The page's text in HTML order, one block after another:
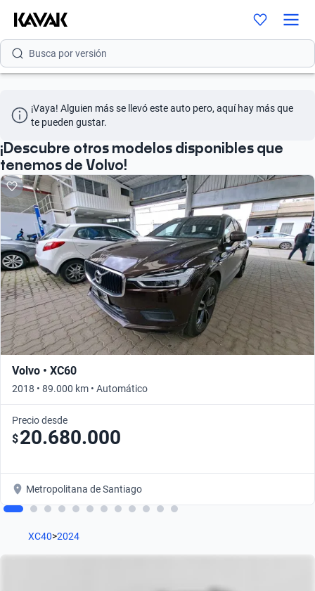
Busca por modelo
Busca por versión
Busca por marca
Busca por modelo
Busca por versión
Busca por año
¡Vaya! Alguien más se llevó este auto pero, aquí hay más que
te pueden gustar.
¡Descubre otros modelos disponibles que
tenemos de Volvo!
Volvo • XC60
2018 • 89.000 km • Automático
Precio desde
$20.680.000
Metropolitana de Santiago
XC40>2024